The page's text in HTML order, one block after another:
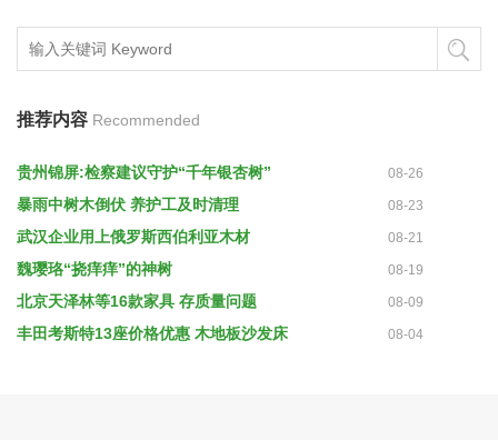
推荐内容 Recommended
贵州锦屏:检察建议守护“千年银杏树” 08-26
暴雨中树木倒伏 养护工及时清理 08-23
武汉企业用上俄罗斯西伯利亚木材 08-21
魏璎珞“挠痒痒”的神树 08-19
北京天泽林等16款家具 存质量问题 08-09
丰田考斯特13座价格优惠 木地板沙发床 08-04